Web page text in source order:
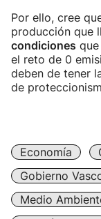
Por ello, cree
producción que
condiciones
el reto de 0
deben de tener
de
Economía
Gobierno
Medio